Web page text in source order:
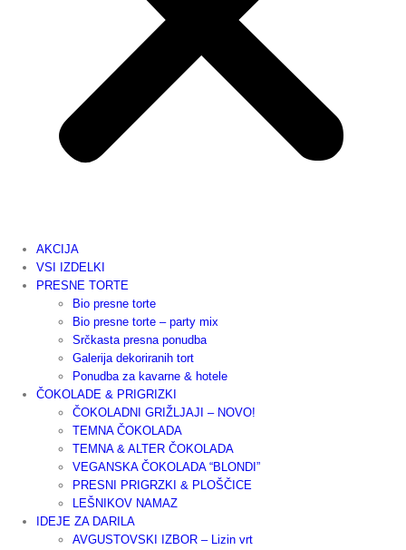
AKCIJA
VSI IZDELKI
PRESNE TORTE
Bio presne torte
Bio presne torte – party mix
Srčkasta presna ponudba
Galerija dekoriranih tort
Ponudba za kavarne & hotele
ČOKOLADE & PRIGRIZKI
ČOKOLADNI GRIŽLJAJI – NOVO!
TEMNA ČOKOLADA
TEMNA & ALTER ČOKOLADA
VEGANSKA ČOKOLADA “BLONDI”
PRESNI PRIGRZKI & PLOŠČICE
LEŠNIKOV NAMAZ
IDEJE ZA DARILA
AVGUSTOVSKI IZBOR – Lizin vrt